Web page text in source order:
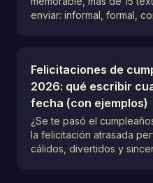
enviar: informal, formal,
Felicitaciones de
2026: qué escribir
fecha (con ejemplos)
¿Se te pasó el
la felicitación atrasada
cálidos, divertidos y